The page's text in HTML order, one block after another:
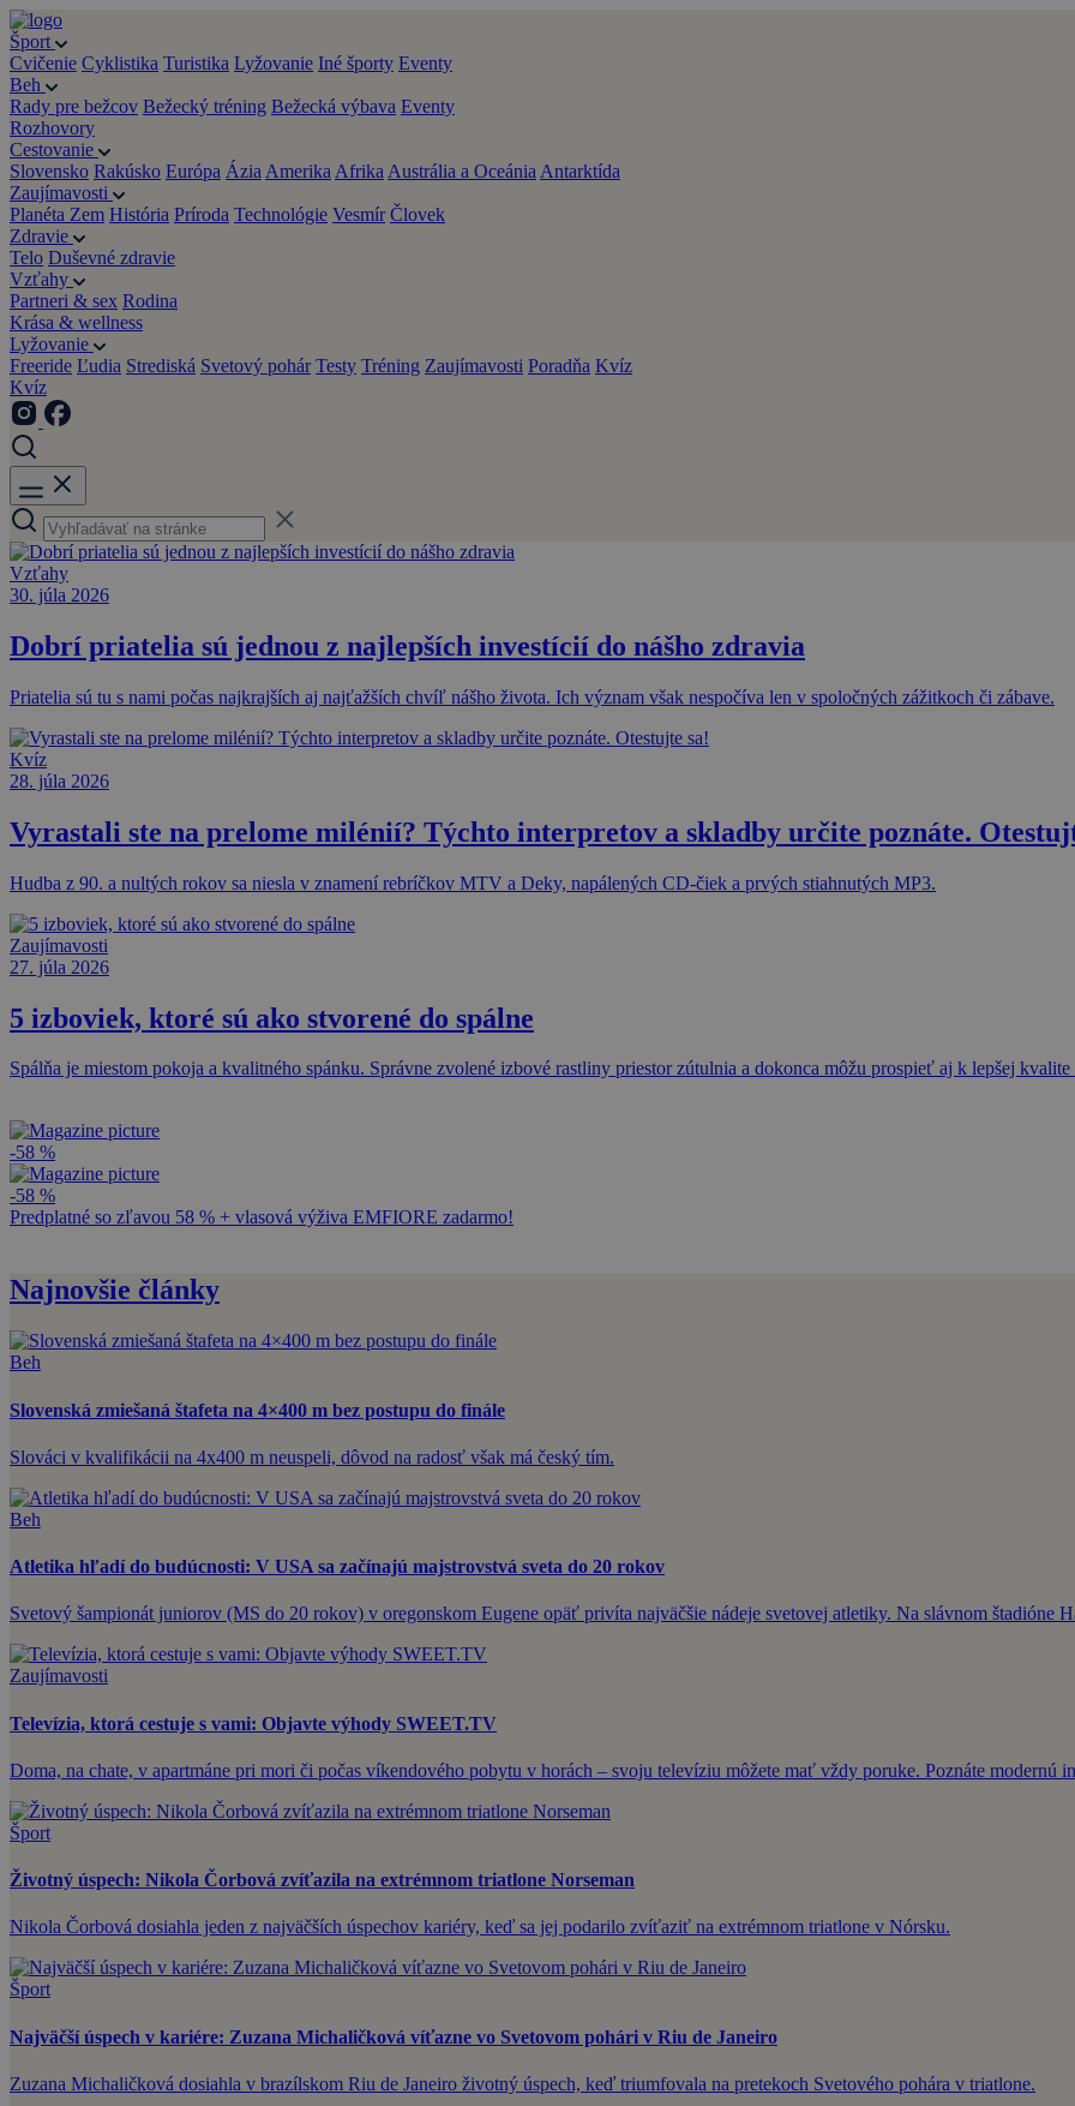
Šport
Cvičenie Cyklistika Turistika Lyžovanie Iné športy Eventy
Beh
Rady pre bežcov Bežecký tréning Bežecká výbava Eventy
Rozhovory
Cestovanie
Slovensko Rakúsko Európa Ázia Amerika Afrika Austrália a Oceánia Antarktída
Zaujímavosti
Planéta Zem História Príroda Technológie Vesmír Človek
Zdravie
Telo Duševné zdravie
Vzťahy
Partneri & sex Rodina
Krása & wellness
Lyžovanie
Freeride Ľudia Strediská Svetový pohár Testy Tréning Zaujímavosti Poradňa Kvíz
Kvíz
Vzťahy
30. júla 2026
Dobrí priatelia sú jednou z najlepších investícií do nášho zdravia
Priatelia sú tu s nami počas najkrajších aj najťažších chvíľ nášho života. Ich význam však nespočíva len v spoločných zážitkoch či zábave.
Kvíz
28. júla 2026
Vyrastali ste na prelome milénií? Týchto interpretov a skladby určite poznáte.
Hudba z 90. a nultých rokov sa niesla v znamení rebríčkov MTV a Deky, napálených CD-čiek a prvých stiahnutých MP3.
Zaujímavosti
27. júla 2026
5 izboviek, ktoré sú ako stvorené do spálne
Spálňa je miestom pokoja a kvalitného spánku. Správne zvolené izbové rastliny priestor zútulnia a dokonca môžu prospieť aj k lepšej
-58 %
-58 %
Predplatné so zľavou 58 % + vlasová výživa EMFIORE zadarmo!
Najnovšie články
Beh
Slovenská zmiešaná štafeta na 4×400 m bez postupu do finále
Slováci v kvalifikácii na 4x400 m neuspeli, dôvod na radosť však má český tím.
Beh
Atletika hľadí do budúcnosti: V USA sa začínajú majstrovstvá sveta do 20 rokov
Svetový šampionát juniorov (MS do 20 rokov) v oregonskom Eugene opäť privíta najväčšie nádeje svetovej atletiky. Na slávnom štadióne
Zaujímavosti
Televízia, ktorá cestuje s vami: Objavte výhody SWEET.TV
Doma, na chate, v apartmáne pri mori či počas víkendového pobytu v horách – svoju televíziu môžete mať vždy poruke. Poznáte modernú
Šport
Životný úspech: Nikola Čorbová zvíťazila na extrémnom triatlone Norseman
Nikola Čorbová dosiahla jeden z najväčších úspechov kariéry, keď sa jej podarilo zvíťaziť na extrémnom triatlone v Nórsku.
Šport
Najväčší úspech v kariére: Zuzana Michaličková víťazne vo Svetovom pohári v Riu de Janeiro
Zuzana Michaličková dosiahla v brazílskom Riu de Janeiro životný úspech, keď triumfovala na pretekoch Svetového pohára v triatlone.